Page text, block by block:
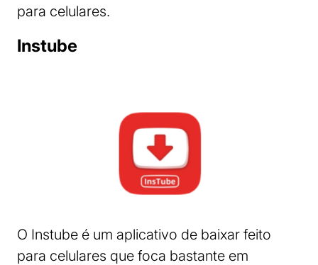
para celulares.
Instube
O Instube é um aplicativo de baixar feito
para celulares que foca bastante em